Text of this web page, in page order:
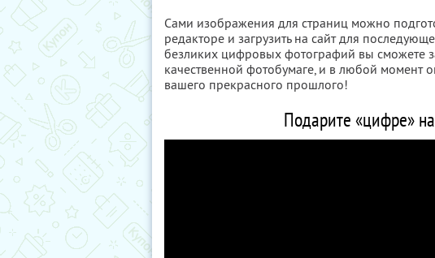
Сами изображения для страниц можно
редакторе и загрузить на сайт для
безликих цифровых фотографий вы сможете
качественной фотобумаге, и в любой момент
вашего прекрасного прошлого!
Подарите «цифре»